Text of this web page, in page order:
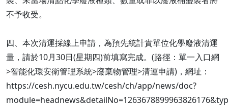
不予收受。
四、本次清運採線上申請，為預先統計貴單位化學廢液清運
量，請於10月30日(星期四)前填寫完成。(路徑：單一入口網
>智能化環安衛管理系統>廢棄物管理>清運申請)，網址：
https://cesh.nycu.edu.tw/cesh/ch/app/news/doc?